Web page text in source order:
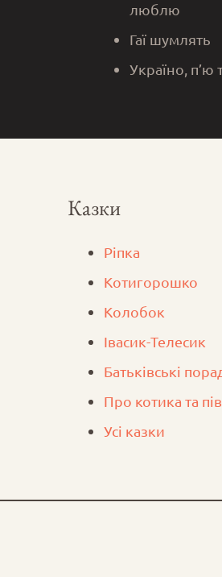
люблю
Гаї шумлять
Україно, п’ю
Казки
Ріпка
Котигорошко
Колобок
Iвасик-Телесик
Батьківські
Про котика та
Усі казки